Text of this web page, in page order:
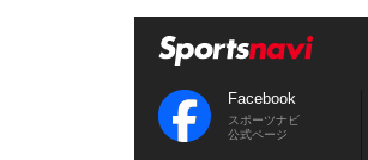
Facebook
スポーツナビ
公式ページ